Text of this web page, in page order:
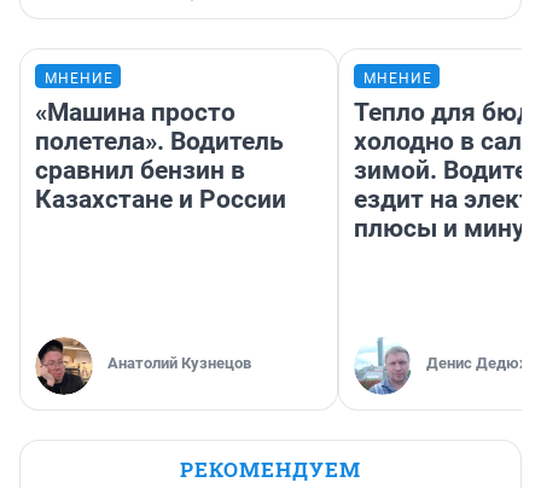
МНЕНИЕ
«Машина просто
полетела». Водитель
сравнил бензин в
Казахстане и России
Анатолий Кузнецов
МНЕНИЕ
Тепло для
холодно в
зимой.
ездит на
плюсы и
Денис
РЕКОМЕНДУЕМ